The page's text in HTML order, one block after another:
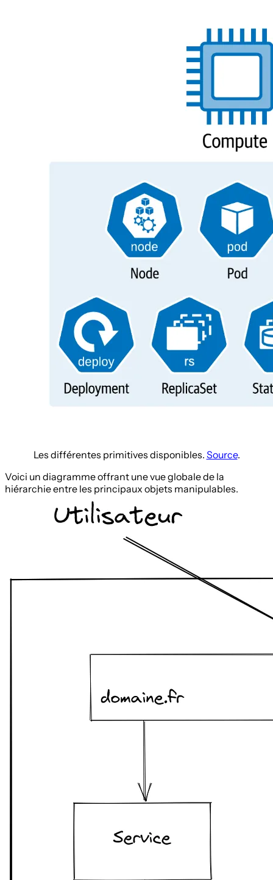
Les différentes primitives disponibles. Source.
Voici un diagramme offrant une vue globale de la
hiérarchie entre les principaux objets manipulables.